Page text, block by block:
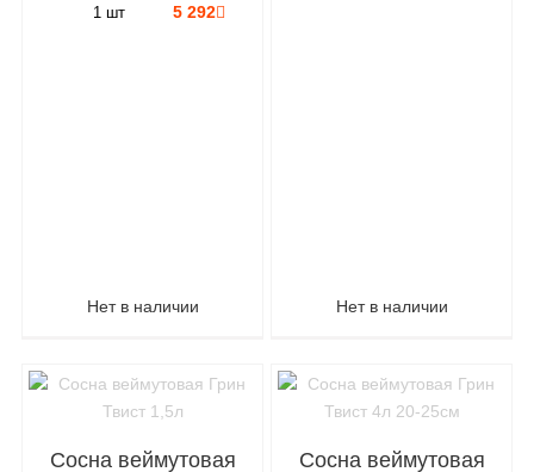
1 шт 5 292
Нет в наличии Нет в наличии
Сосна веймутовая
Сосна веймутовая